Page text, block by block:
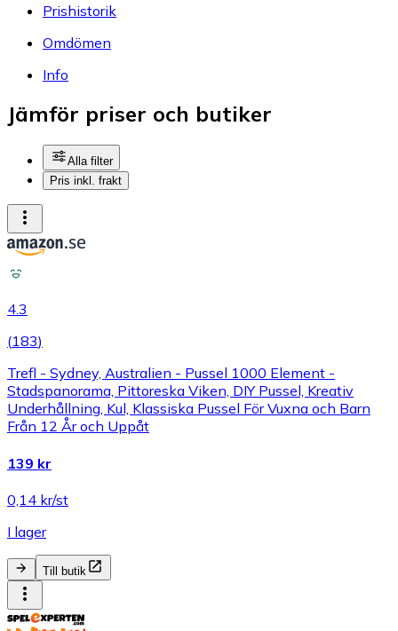
Prishistorik
Omdömen
Info
Jämför priser och butiker
Alla filter
Pris inkl. frakt
4.3
(183)
Trefl - Sydney, Australien - Pussel 1000 Element -
Stadspanorama, Pittoreska Viken, DIY Pussel, Kreativ
Underhållning, Kul, Klassiska Pussel För Vuxna och Barn
Från 12 År och Uppåt
139 kr
0,14 kr/st
I lager
Till butik